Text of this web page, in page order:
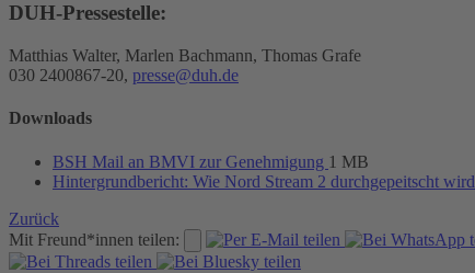
DUH-Pressestelle:
Matthias Walter, Marlen Bachmann, Thomas Grafe
030 2400867-20, presse@duh.de
Downloads
BSH Mail an BMVI zur Genehmigung 1 MB
Hintergrundbericht: Wie Nord Stream 2 durchgepeitscht wird
Zurück
Mit Freund*innen teilen: